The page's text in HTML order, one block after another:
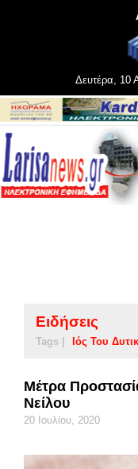
Δευτέρα, 10
Ειδήσεις
Tags | Ιός Του
Μέτρα
Νείλου
20 Ιουλίου, 2020